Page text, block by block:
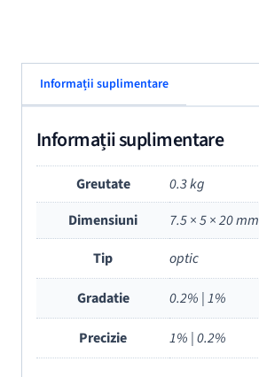
Informații suplimentare
Informații suplimentare
Greutate
0.3 kg
Dimensiuni
7.5 × 5 × 20 mm
Tip
optic
Gradatie 0.2% | 1%
Precizie 1% | 0.2%